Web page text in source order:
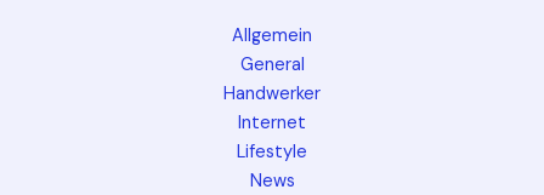
Allgemein
General
Handwerker
Internet
Lifestyle
News